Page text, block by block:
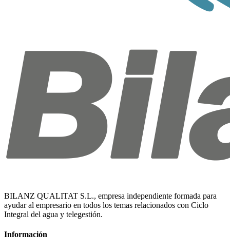
BILANZ QUALITAT S.L., empresa independiente formada para
ayudar al empresario en todos los temas relacionados con Ciclo
Integral del agua y telegestión.
Información